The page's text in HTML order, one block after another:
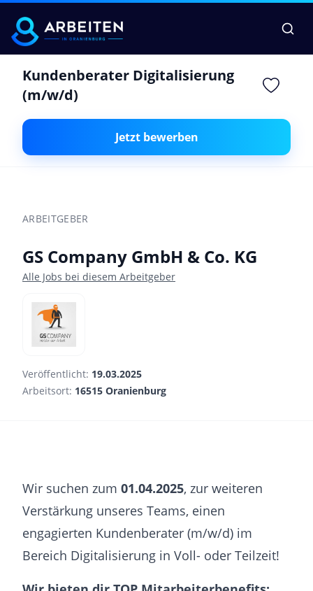
Kundenberater Digitalisierung
(m/w/d)
Jetzt bewerben
ARBEITGEBER
GS Company GmbH & Co. KG
Alle Jobs bei diesem Arbeitgeber
Veröffentlicht: 19.03.2025
Arbeitsort: 16515 Oranienburg
Wir suchen zum 01.04.2025, zur weiteren
Verstärkung unseres Teams, einen
engagierten Kundenberater (m/w/d) im
Bereich Digitalisierung in Voll- oder Teilzeit!